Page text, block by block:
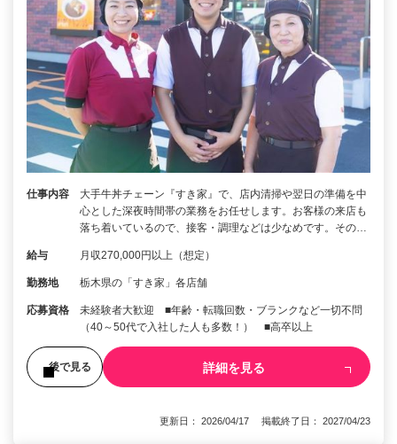
仕事内容
大手牛丼チェーン『すき家』で、店内清掃や翌日の準備を中
心とした深夜時間帯の業務をお任せします。お客様の来店も
落ち着いているので、接客・調理などは少なめです。その…
給与 月収270,000円以上（想定）
勤務地 栃木県の「すき家」各店舗
応募資格
未経験者大歓迎 ■年齢・転職回数・ブランクなど一切不問
（40～50代で入社した人も多数！） ■高卒以上
後で見る 詳細を見る
更新日： 2026/04/17 掲載終了日： 2027/04/23